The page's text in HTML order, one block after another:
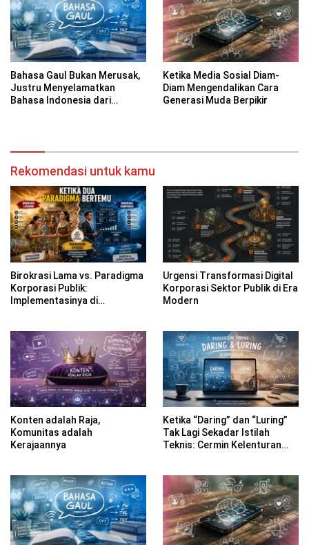
Bahasa Gaul Bukan Merusak,
Justru Menyelamatkan
Bahasa Indonesia dari
Ketika Media Sosial Diam-
Diam Mengendalikan Cara
Generasi Muda Berpikir
Rekomendasi untuk kamu
Birokrasi Lama vs. Paradigma
Korporasi Publik:
Implementasinya di
Urgensi Transformasi Digital
Korporasi Sektor Publik di Era
Modern
Konten adalah Raja,
Komunitas adalah
Kerajaannya
Ketika “Daring” dan “Luring”
Tak Lagi Sekadar Istilah
Teknis: Cermin Kelenturan